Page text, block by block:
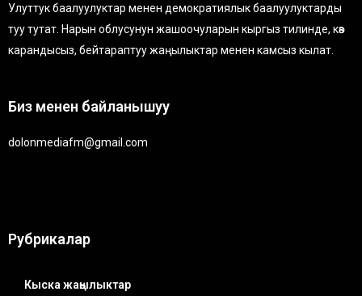
Улуттук баалуулуктар менен демократиялык баалуулуктарды
туу тутат. Нарын облусунун жашоочуларын кыргыз тилинде, көз
карандысыз, бейтараптуу жаңылыктар менен камсыз кылат.
Биз менен байланышуу
dolonmediafm@gmail.com
Рубрикалар
Кыска жаңылыктар